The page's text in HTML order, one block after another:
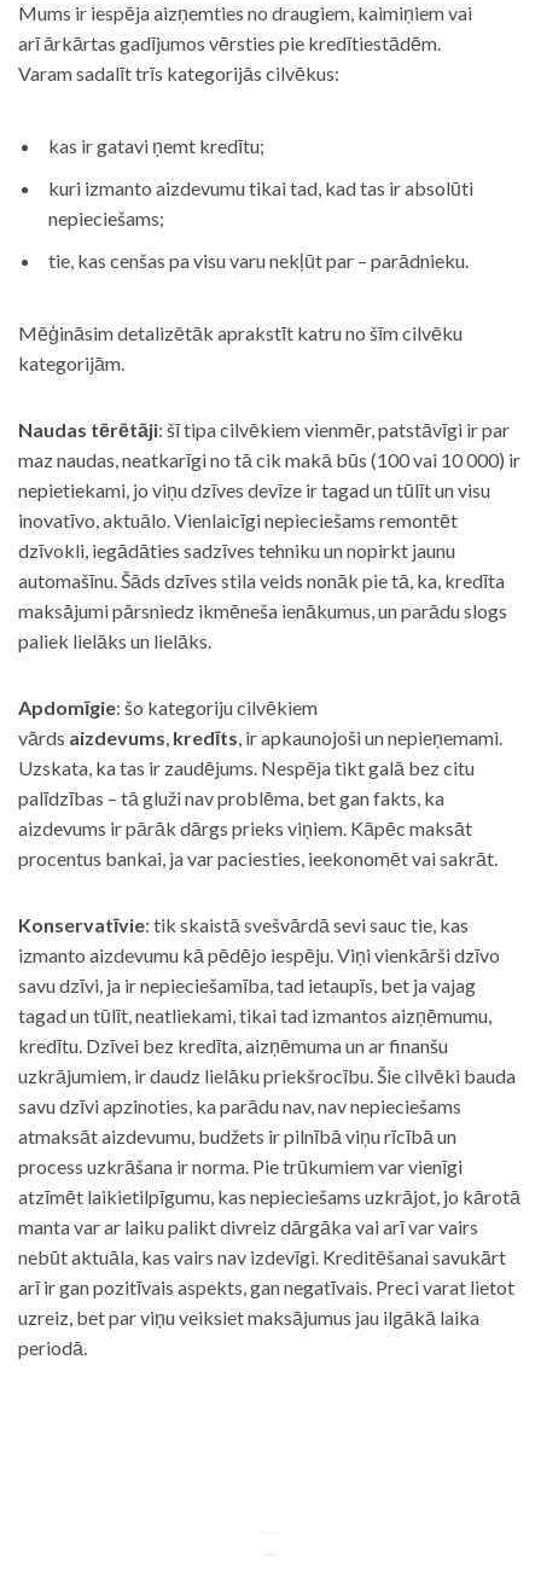
Mums ir iespēja aizņemties no draugiem, kaimiņiem vai
arī ārkārtas gadījumos vērsties pie kredītiestādēm.
Varam sadalīt trīs kategorijās cilvēkus:
kas ir gatavi ņemt kredītu;
kuri izmanto aizdevumu tikai tad, kad tas ir absolūti
nepieciešams;
tie, kas cenšas pa visu varu nekļūt par – parādnieku.
Mēģināsim detalizētāk aprakstīt katru no šīm cilvēku
kategorijām.
Naudas tērētāji: šī tipa cilvēkiem vienmēr, patstāvīgi ir par
maz naudas, neatkarīgi no tā cik makā būs (100 vai 10 000) ir
nepietiekami, jo viņu dzīves devīze ir tagad un tūlīt un visu
inovatīvo, aktuālo. Vienlaicīgi nepieciešams remontēt
dzīvokli, iegādāties sadzīves tehniku un nopirkt jaunu
automašīnu. Šāds dzīves stila veids nonāk pie tā, ka, kredīta
maksājumi pārsniedz ikmēneša ienākumus, un parādu slogs
paliek lielāks un lielāks.
Apdomīgie: šo kategoriju cilvēkiem
vārds aizdevums, kredīts, ir apkaunojoši un nepieņemami.
Uzskata, ka tas ir zaudējums. Nespēja tikt galā bez citu
palīdzības – tā gluži nav problēma, bet gan fakts, ka
aizdevums ir pārāk dārgs prieks viņiem. Kāpēc maksāt
procentus bankai, ja var paciesties, ieekonomēt vai sakrāt.
Konservatīvie: tik skaistā svešvārdā sevi sauc tie, kas
izmanto aizdevumu kā pēdējo iespēju. Viņi vienkārši dzīvo
savu dzīvi, ja ir nepieciešamība, tad ietaupīs, bet ja vajag
tagad un tūlīt, neatliekami, tikai tad izmantos aizņēmumu,
kredītu. Dzīvei bez kredīta, aizņēmuma un ar finanšu
uzkrājumiem, ir daudz lielāku priekšrocību. Šie cilvēki bauda
savu dzīvi apzinoties, ka parādu nav, nav nepieciešams
atmaksāt aizdevumu, budžets ir pilnībā viņu rīcībā un
process uzkrāšana ir norma. Pie trūkumiem var vienīgi
atzīmēt laikietilpīgumu, kas nepieciešams uzkrājot, jo kārotā
manta var ar laiku palikt divreiz dārgāka vai arī var vairs
nebūt aktuāla, kas vairs nav izdevīgi. Kreditēšanai savukārt
arī ir gan pozitīvais aspekts, gan negatīvais. Preci varat lietot
uzreiz, bet par viņu veiksiet maksājumus jau ilgākā laika
periodā.